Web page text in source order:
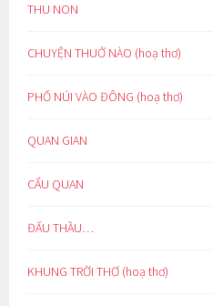
THU NON
CHUYỆN THUỞ NÀO (hoạ thơ)
PHỐ NÚI VÀO ĐÔNG (hoạ thơ)
QUAN GIAN
CẨU QUAN
ĐẤU THẦU…
KHUNG TRỜI THƠ (hoạ thơ)